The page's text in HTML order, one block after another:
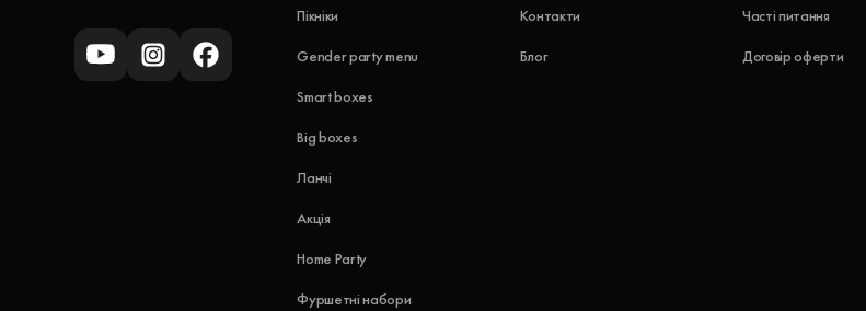
Пікніки
Gender party menu
Smart boxes
Big boxes
Ланчі
Акція
Home Party
Фуршетні набори
Контакти
Блог
Часті питання
Договір оферти